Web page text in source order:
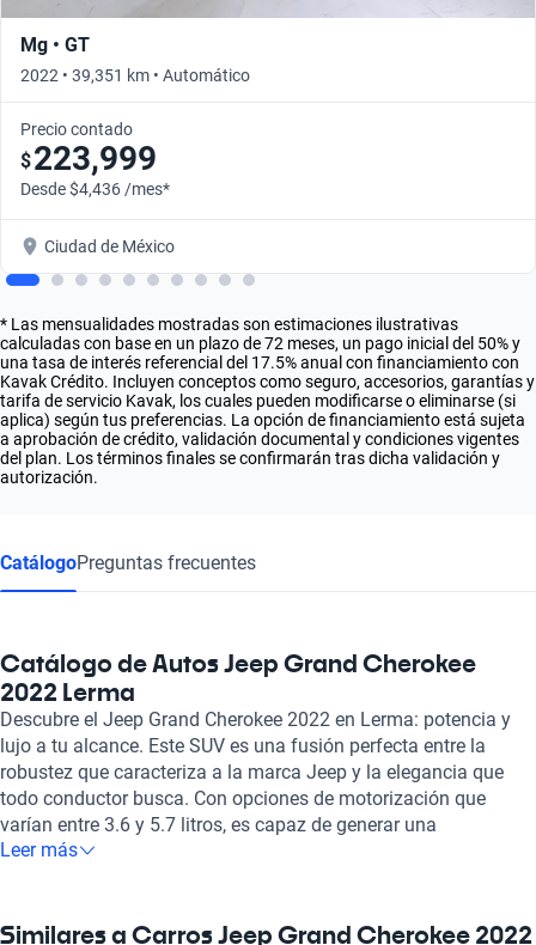
Mg • GT
2022 • 39,351 km • Automático
Precio contado
$223,999
Desde $4,436 /mes*
Ciudad de México
* Las mensualidades mostradas son estimaciones ilustrativas
calculadas con base en un plazo de 72 meses, un pago inicial del 50% y
una tasa de interés referencial del 17.5% anual con financiamiento con
Kavak Crédito. Incluyen conceptos como seguro, accesorios, garantías y
tarifa de servicio Kavak, los cuales pueden modificarse o eliminarse (si
aplica) según tus preferencias. La opción de financiamiento está sujeta
a aprobación de crédito, validación documental y condiciones vigentes
del plan. Los términos finales se confirmarán tras dicha validación y
autorización.
CatálogoPreguntas frecuentes
Catálogo de Autos Jeep Grand Cherokee
2022 Lerma
Descubre el Jeep Grand Cherokee 2022 en Lerma: potencia y
lujo a tu alcance. Este SUV es una fusión perfecta entre la
robustez que caracteriza a la marca Jeep y la elegancia que
todo conductor busca. Con opciones de motorización que
varían entre 3.6 y 5.7 litros, es capaz de generar una
impresionante potencia de hasta 357 caballos, lo que asegura
Cherokee 2022 está pensado para proporcionar comodidad y
Leer más
Similares a Carros Jeep Grand Cherokee 2022